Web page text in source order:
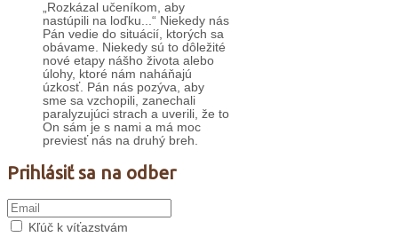
„Rozkázal učeníkom, aby
nastúpili na loďku...“ Niekedy nás
Pán vedie do situácií, ktorých sa
obávame. Niekedy sú to dôležité
nové etapy nášho života alebo
úlohy, ktoré nám naháňajú
úzkosť. Pán nás pozýva, aby
sme sa vzchopili, zanechali
paralyzujúci strach a uverili, že to
On sám je s nami a má moc
previesť nás na druhý breh.
Prihlásiť sa na odber
Kľúč k víťazstvám